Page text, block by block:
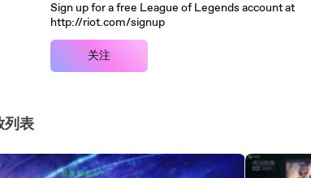
Sign up for a free League of Legends account at
http://riot.com/signup
关注
列表